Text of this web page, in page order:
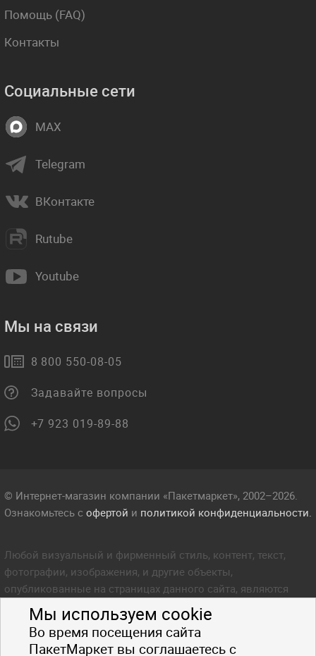
Мы используем cookie
Во время посещения сайта
ПакетМаркет вы соглашаетесь с
Помощь (FAQ)
Контакты
Социальные сети
MAX
Telegram
ВКонтакте
Rutube
Youtube
Мы на связи
8 800 550-08-05
Задавайте вопросы
+7 923 019-89-88
© Интернет-магазин компании «Пакетмаркет», 2002–2026.
Ознакомьтесь с офертой и политикой конфиденциальности.
Любой визуальный и фирменный стиль, контент, текст,
фотографии, изображения, и другие объекты,
опубликованные на страницах данного сайта, являются
объектом прав интеллектуальной собственности компании
Пакетмаркет. Любое копирование стиля, контента, текста,
фотографий, изображений и других объектов данного сайта